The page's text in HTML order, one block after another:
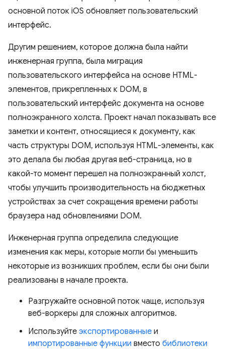
основной поток iOS обновляет пользовательский
интерфейс.
Другим решением, которое должна была найти
инженерная группа, была миграция
пользовательского интерфейса на основе HTML-
элементов, прикрепленных к DOM, в
пользовательский интерфейс документа на основе
полноэкранного холста. Проект начал показывать все
заметки и контент, относящиеся к документу, как
часть структуры DOM, используя HTML-элементы, как
это делала бы любая другая веб-страница, но в
какой-то момент перешел на полноэкранный холст,
чтобы улучшить производительность на бюджетных
устройствах за счет сокращения времени работы
браузера над обновлениями DOM.
Инженерная группа определила следующие
изменения как меры, которые могли бы уменьшить
некоторые из возникших проблем, если бы они были
реализованы в начале проекта.
Разгружайте основной поток чаще, используя
веб-воркеры для сложных алгоритмов.
Используйте экспортированные и
импортированные функции вместо библиотеки